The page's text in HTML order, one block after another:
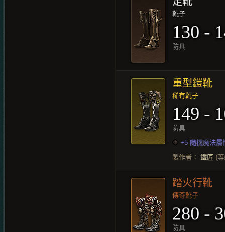
靴子
130 -
防具
重型鎧靴
稀有靴子
149 -
防具
+5 隨機魔法屬
製作者： 鐵匠 (
踏火行靴
傳奇靴子
280 -
防具